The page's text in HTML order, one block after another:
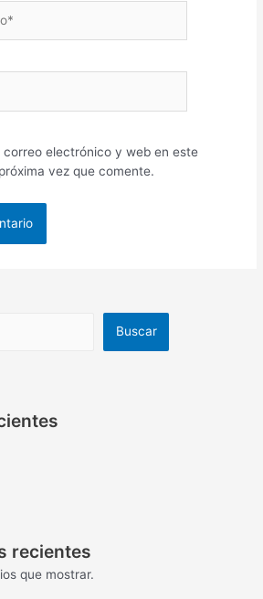
correo electrónico y web en este
vez que comente.
Buscar
recientes
que mostrar.